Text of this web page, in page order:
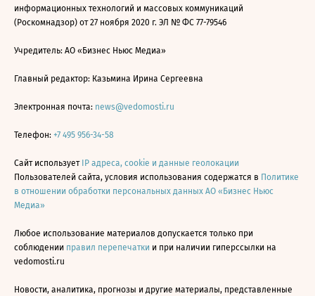
информационных технологий и массовых коммуникаций
(Роскомнадзор) от 27 ноября 2020 г. ЭЛ № ФС 77-79546
Учредитель: АО «Бизнес Ньюс Медиа»
Главный редактор: Казьмина Ирина Сергеевна
Электронная почта: news@vedomosti.ru
Телефон: +7 495 956-34-58
Сайт использует IP адреса, cookie и данные геолокации
Пользователей сайта, условия использования содержатся в Политике
в отношении обработки персональных данных АО «Бизнес Ньюс
Медиа»
Любое использование материалов допускается только при
соблюдении правил перепечатки и при наличии гиперссылки на
vedomosti.ru
Новости, аналитика, прогнозы и другие материалы, представленные